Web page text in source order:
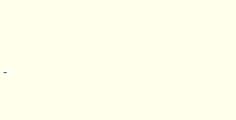
-